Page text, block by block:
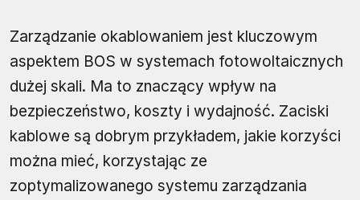
Zarządzanie okablowaniem jest kluczowym
aspektem BOS w systemach fotowoltaicznych
dużej skali. Ma to znaczący wpływ na
bezpieczeństwo, koszty i wydajność. Zaciski
kablowe są dobrym przykładem, jakie korzyści
można mieć, korzystając ze
zoptymalizowanego systemu zarządzania